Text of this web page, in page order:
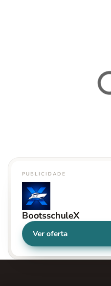
PUBLICIDADE
BootsschuleX
Ver oferta